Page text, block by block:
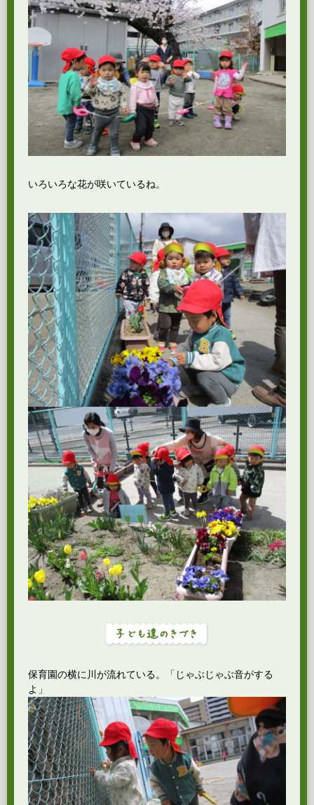
いろいろな花が咲いているね。
保育園の横に川が流れている。「じゃぶじゃぶ音がする
よ」